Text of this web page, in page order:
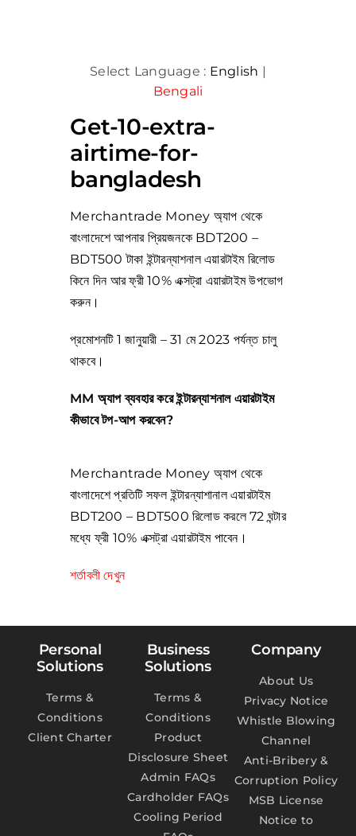
Select Language : English |
Bengali
Get-10-extra-
airtime-for-
bangladesh
Merchantrade Money অ্যাপ থেকে
বাংলাদেশে আপনার প্রিয়জনকে BDT200 –
BDT500 টাকা ইন্টারন্যাশনাল এয়ারটাইম রিলোড
কিনে দিন আর ফ্রী 10% এক্সট্রা এয়ারটাইম উপভোগ
করুন।
প্রমোশনটি 1 জানুয়ারী – 31 মে 2023 পর্যন্ত চালু
থাকবে।
MM অ্যাপ ব্যবহার করে ইন্টারন্যাশনাল এয়ারটাইম
কীভাবে টপ-আপ করবেন?
Merchantrade Money অ্যাপ থেকে
বাংলাদেশে প্রতিটি সফল ইন্টারন্যাশানাল এয়ারটাইম
BDT200 – BDT500 রিলোড করলে 72 ঘন্টার
মধ্যে ফ্রী 10% এক্সট্রা এয়ারটাইম পাবেন।
শর্তাবলী দেখুন
Personal
Solutions
Terms &
Conditions
Client Charter
Business
Solutions
Terms &
Conditions
Product
Disclosure Sheet
Admin FAQs
Cardholder FAQs
Cooling Period
Company
About Us
Privacy Notice
Whistle Blowing
Channel
Anti-Bribery &
Corruption Policy
MSB License
Notice to